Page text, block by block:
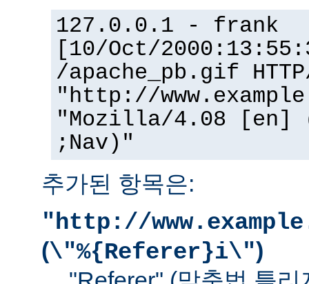
127.0.0.1 - frank
[10/Oct/
/apache_pb.gif
"http://
"Mozilla/4.08 [en]
;Nav)"
추가된 항목은:
"http://
(\"%{Referer}i\")